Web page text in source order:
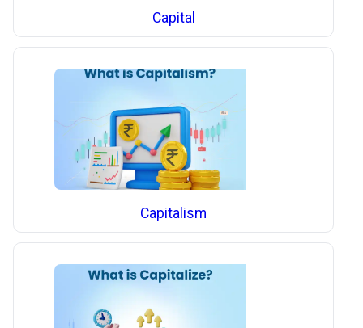
Capital
Capitalism